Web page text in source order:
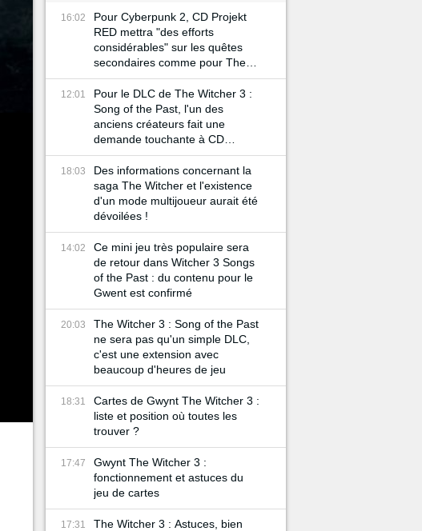
16:02
Pour Cyberpunk 2, CD Projekt
RED mettra "des efforts
considérables" sur les quêtes
secondaires comme pour The
Witcher 3
12:01
Pour le DLC de The Witcher 3 :
Song of the Past, l'un des
anciens créateurs fait une
demande touchante à CD
Projekt RED
18:03
Des informations concernant la
saga The Witcher et l'existence
d'un mode multijoueur aurait été
dévoilées !
14:02
Ce mini jeu très populaire sera
de retour dans Witcher 3 Songs
of the Past : du contenu pour le
Gwent est confirmé
20:03
The Witcher 3 : Song of the Past
ne sera pas qu'un simple DLC,
c'est une extension avec
beaucoup d'heures de jeu
18:31
Cartes de Gwynt The Witcher 3 :
liste et position où toutes les
trouver ?
17:47
Gwynt The Witcher 3 :
fonctionnement et astuces du
jeu de cartes
17:31
The Witcher 3 : Astuces, bien